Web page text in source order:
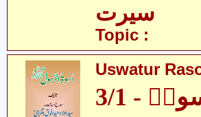
سیرت
Topic :
Uswatur
- 3/1